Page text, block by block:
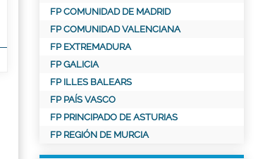
FP COMUNIDAD DE MADRID
FP COMUNIDAD VALENCIANA
FP EXTREMADURA
FP GALICIA
FP ILLES BALEARS
FP PAÍS VASCO
FP PRINCIPADO DE ASTURIAS
FP REGIÓN DE MURCIA